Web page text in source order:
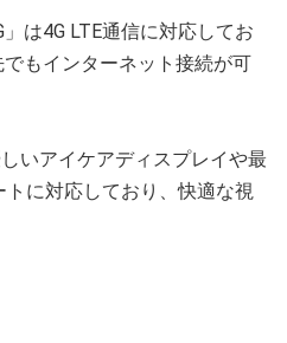
は4G LTE通信に対応してお
もインターネット接続が可
いアイケアディスプレイや最
に対応しており、快適な視